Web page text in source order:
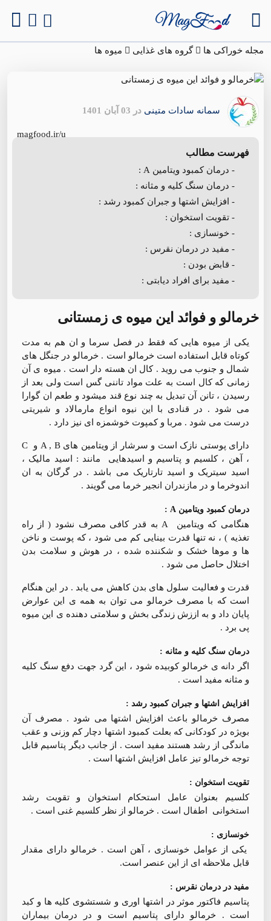
مجله خوراکی ها گروه های غذایی میوه ها
سمانه سادات متینی در 03 آبان 1401
magfood.ir/u
فهرست مطالب
- درمان کمبود ویتامین A :
- درمان سنگ کلیه و مثانه :
- افزایش اشتها و جبران کمبود رشد :
- تقویت استخوان :
- خونسازی :
- مفید در درمان نقرس :
- قابض بودن :
- مفید برای افراد دیابتی :
خرمالو و فوائد این میوه ی زمستانی
یکی از میوه هایی که فقط در فصل سرما و ان هم به مدت
کوتاه قابل استفاده است خرمالو است . خرمالو در جنگل های
شمال و جنوب می روید . کال ان هسته دار است . میوه ی آن
زمانی که کال است به علت مواد تاننی گس است ولی بعد از
رسیدن ، تانن آن تبدیل به چند نوع قند میشود و طعم ان گوارا
می شود . در قنادی با این نیوه انواع مارمالاد و شیریتی
درست می شود . مربا و کمپوت خوشمزه ای نیز دارد .
دارای پوستی نازک است و سرشار از ویتامین های A , B و C
، آهن ، کلسیم و پتاسیم و اسیدهایی مانند : اسید مالیک ،
اسید سیتریک و اسید تارتاریک می باشد . در گرگان به ان
اندوخرما و در مازندران انجیر خرما می گویند .
درمان کمبود ویتامین A :
هنگامی که ویتامین A به قدر کافی مصرف نشود ( از راه
تغذیه ) ، نه تنها قدرت بینایی کم می شود ، که پوست و ناخن
ها و موها خشک و شکننده شده ، در هوش و سلامت بدن
اختلال حاصل می شود .
قدرت و فعالیت سلول های بدن کاهش می یابد . در این هنگام
است که با مصرف خرمالو می توان به همه ی این عوارض
پایان داد و به اززش زندگی بخش و سلامتی دهنده ی این میوه
پی برد .
درمان سنگ کلیه و مثانه :
اگر دانه ی خرمالو کوبیده شود ، این گرد جهت دفع سنگ کلیه
و مثانه مفید است .
افزایش اشتها و جبران کمبود رشد :
مصرف خرمالو باعث افزایش اشتها می شود . مصرف آن
بویژه در کودکانی که بعلت کمبود اشتها دچار کم وزنی و عقب
ماندگی از رشد هستند مفید است . از جانب دیگر پتاسیم قابل
توجه خرمالو تیز عامل افزایش اشتها است .
تقویت استخوان :
کلسیم بعنوان عامل استحکام استخوان و تقویت رشد
استخوانی اطفال است . خرمالو از نظر کلسیم غنی است .
خونسازی :
یکی از عوامل خونسازی ، آهن است . خرمالو دارای مقدار
قابل ملاحظه ای از این عنصر است.
مفید در درمان نقرس :
پتاسیم فاکتور موثر در اشتها اوری و شستشوی کلیه ها و کبد
است . خرمالو دارای پتاسیم است و در درمان بیماران